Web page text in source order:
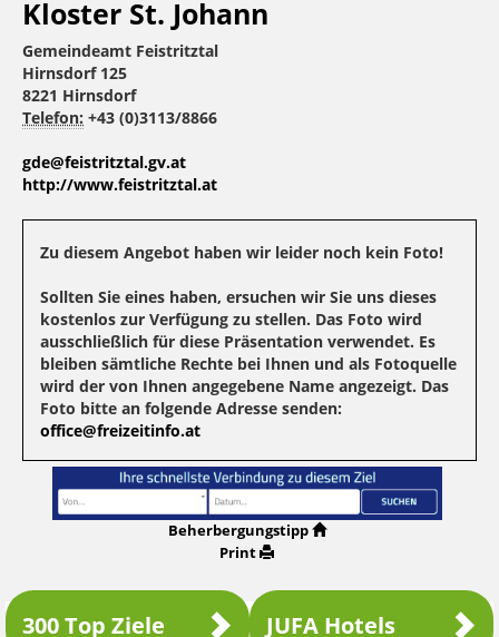
Kloster St. Johann
Gemeindeamt Feistritztal
Hirnsdorf 125
8221 Hirnsdorf
Telefon: +43 (0)3113/8866
gde@feistritztal.gv.at
http://www.feistritztal.at
Zu diesem Angebot haben wir leider noch kein Foto!
Sollten Sie eines haben, ersuchen wir Sie uns dieses
kostenlos zur Verfügung zu stellen. Das Foto wird
ausschließlich für diese Präsentation verwendet. Es
bleiben sämtliche Rechte bei Ihnen und als Fotoquelle
wird der von Ihnen angegebene Name angezeigt. Das
Foto bitte an folgende Adresse senden:
office@freizeitinfo.at
Beherbergungstipp
Print
300 Top Ziele JUFA Hotels